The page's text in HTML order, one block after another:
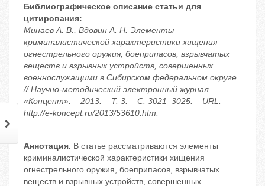
Библиографическое описание статьи для
цитирования:
Минаев А. В., Вдовин А. Н. Элементы
криминалистической характеристики хищения
огнестрельного оружия, боеприпасов, взрывчатых
веществ и взрывных устройств, совершенных
военнослужащими в Сибирском федеральном округе
// Научно-методический электронный журнал
«Концепт». – 2013. – Т. 3. – С. 3021–3025. – URL:
http://e-koncept.ru/2013/53610.htm.
Аннотация. В статье рассматриваются элементы
криминалистической характеристики хищения
огнестрельного оружия, боеприпасов, взрывчатых
веществ и взрывных устройств, совершенных